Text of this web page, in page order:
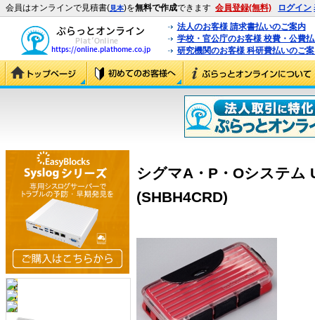
会員はオンラインで見積書(見本)を無料で作成できます 会員登録(無料) ログイン
法人のお客様 請求書払いのご案内
学校・官公庁のお客様 校費・公費
研究機関のお客様 科研費払いのご
シグマA・P・Oシステム
(SHBH4CRD)